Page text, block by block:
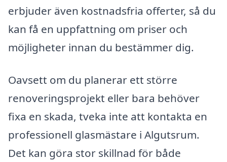
erbjuder även kostnadsfria offerter, så du
kan få en uppfattning om priser och
möjligheter innan du bestämmer dig.
Oavsett om du planerar ett större
renoveringsprojekt eller bara behöver
fixa en skada, tveka inte att kontakta en
professionell glasmästare i Algutsrum.
Det kan göra stor skillnad för både